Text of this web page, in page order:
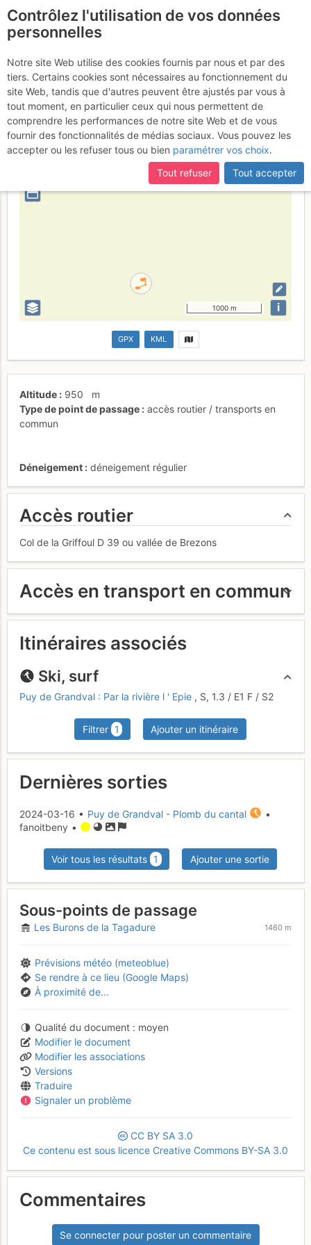
certaines pages ne sont plus accessibles, manquantes ou
incomplètes, déconnectez-vous puis reconnectez-vous à votre
compte sur le site.
Le Bourguet
France Cantal
+
–
1000 m i
GPX KML
Altitude 950
m
Type de point de passage
accès routier / transports en
commun
Déneigement déneigement régulier
Accès routier
Col de la Griffoul D 39 ou vallée de Brezons
Accès en transport en commun
Itinéraires associés
Ski, surf
Puy de Grandval : Par la rivière l ' Epie , S, 1.3 / E1 F / S2
Filtrer 1 Ajouter un itinéraire
Dernières sorties
2024-03-16 • Puy de Grandval - Plomb du cantal
•
fanoitbeny •
Voir tous les résultats 1 Ajouter une sortie
Sous-points de passage
Les Burons de la Tagadure 1460 m
Prévisions météo (meteoblue)
Se rendre à ce lieu (Google Maps)
À proximité de...
Qualité du document
moyen
Modifier le document
Modifier les associations
Versions
Traduire
Signaler un problème
CC BY SA 3.0
Ce contenu est sous licence Creative Commons BY-SA 3.0
Commentaires
Se connecter pour poster un commentaire
Contrôlez l'utilisation de vos données
personnelles
Notre site Web utilise des cookies fournis par nous et par des
tiers. Certains cookies sont nécessaires au fonctionnement du
site Web, tandis que d'autres peuvent être ajustés par vous à
tout moment, en particulier ceux qui nous permettent de
comprendre les performances de notre site Web et de vous
fournir des fonctionnalités de médias sociaux. Vous pouvez les
accepter ou les refuser tous ou bien paramétrer vos choix.
Tout refuser
Tout accepter